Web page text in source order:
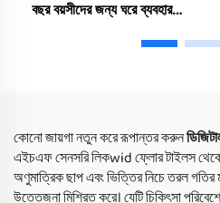
বছর বয়সীদের জন্য ঘরে ব্যবহার
এবং চাপ মোচনের জন্য
কোনো জায়গা নতুন করে রূপান্তর করুন
এইচএফ সেনসরি লিকwid ফ্লোর টাইলস
অণুমাত্রিক ছাপ এবং ভিত্তির নিচে তরল
উত্তেজনা মিশ্রিত করে। যেটি চিকিৎসা